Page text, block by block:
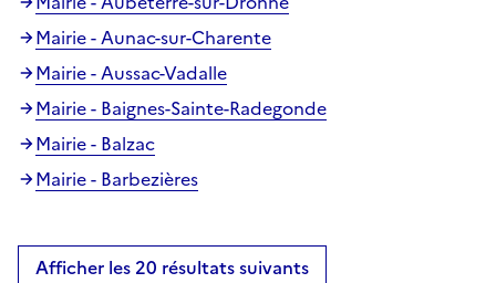
Mairie - Aunac-sur-Charente
Mairie - Aussac-Vadalle
Mairie - Baignes-Sainte-Radegonde
Mairie - Balzac
Mairie - Barbezières
Afficher les 20 résultats suivants